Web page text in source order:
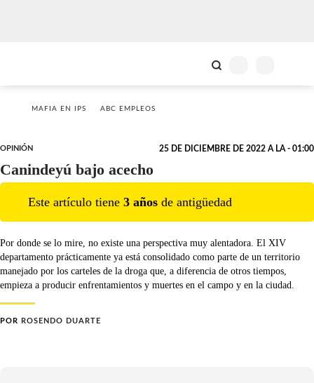
MAFIA EN IPS ABC EMPLEOS
OPINIÓN 25 DE DICIEMBRE DE 2022 A LA - 01:00
Canindeyú bajo acecho
Este artículo tiene 3 años de antigüedad
Por donde se lo mire, no existe una perspectiva muy alentadora. El XIV
departamento prácticamente ya está consolidado como parte de un territorio
manejado por los carteles de la droga que, a diferencia de otros tiempos,
empieza a producir enfrentamientos y muertes en el campo y en la ciudad.
POR ROSENDO DUARTE